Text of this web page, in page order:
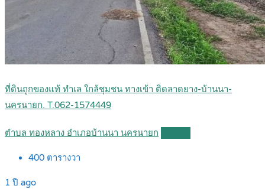
ที่ดินถูกของแท้ ทำเล ใกล้ชุมชน ทางเข้า ติดลาดยาง-บ้านนา-
นครนายก. T.062-1574449
ตำบล ทองหลาง อำเภอบ้านนา นครนายก
400 ตารางวา
1 ปี ago